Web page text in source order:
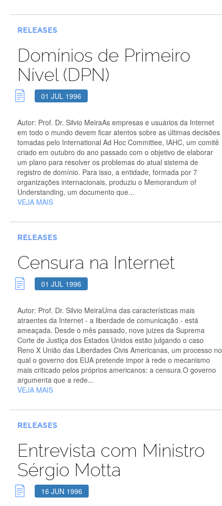
RELEASES
Domínios de Primeiro
Nível (DPN)
01 JUL 1996
Autor: Prof. Dr. Silvio MeiraAs empresas e usuários da Internet
em todo o mundo devem ficar atentos sobre as últimas decisões
tomadas pelo International Ad Hoc Committee, IAHC, um comitê
criado em outubro do ano passado com o objetivo de elaborar
um plano para resolver os problemas do atual sistema de
registro de domínio. Para isso, a entidade, formada por 7
organizações internacionais, produziu o Memorandum of
Understanding, um documento que...
VEJA MAIS
RELEASES
Censura na Internet
01 JUL 1996
Autor: Prof. Dr. Silvio MeiraUma das características mais
atraentes da Internet - a liberdade de comunicação - está
ameaçada. Desde o mês passado, nove juizes da Suprema
Corte de Justiça dos Estados Unidos estão julgando o caso
Reno X União das Liberdades Civis Americanas, um processo no
qual o governo dos EUA pretende impor à rede o mecanismo
mais criticado pelos próprios americanos: a censura.O governo
argumenta que a rede...
VEJA MAIS
RELEASES
Entrevista com Ministro
Sérgio Motta
16 JUN 1996